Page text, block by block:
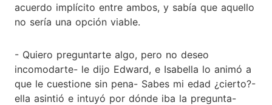
acuerdo implícito entre ambos, y sabía que aquello
no sería una opción viable.
- Quiero preguntarte algo, pero no deseo
incomodarte- le dijo Edward, e Isabella lo animó a
que le cuestione sin pena- Sabes mi edad ¿cierto?-
ella asintió e intuyó por dónde iba la pregunta-